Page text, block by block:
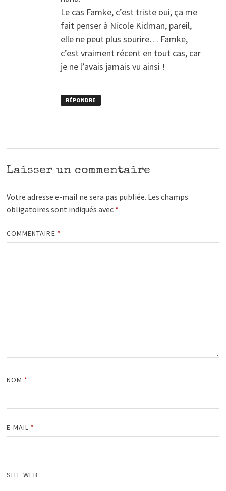
Le cas Famke, c’est triste oui, ça me
fait penser à Nicole Kidman, pareil,
elle ne peut plus sourire… Famke,
c’est vraiment récent en tout cas, car
je ne l’avais jamais vu ainsi !
RÉPONDRE
Laisser un commentaire
Votre adresse e-mail ne sera pas publiée. Les champs
obligatoires sont indiqués avec *
COMMENTAIRE *
NOM *
E-MAIL *
SITE WEB